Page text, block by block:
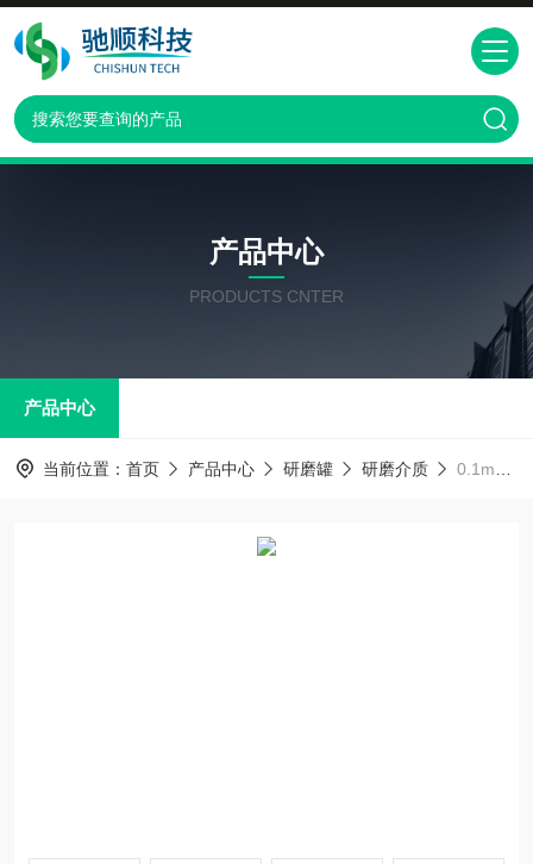
产品中心
PRODUCTS CNTER
产品中心
当前位置： 首页 产品中心 研磨罐 研磨介质 0.1mm-30mm日本东曹氧化锆介质